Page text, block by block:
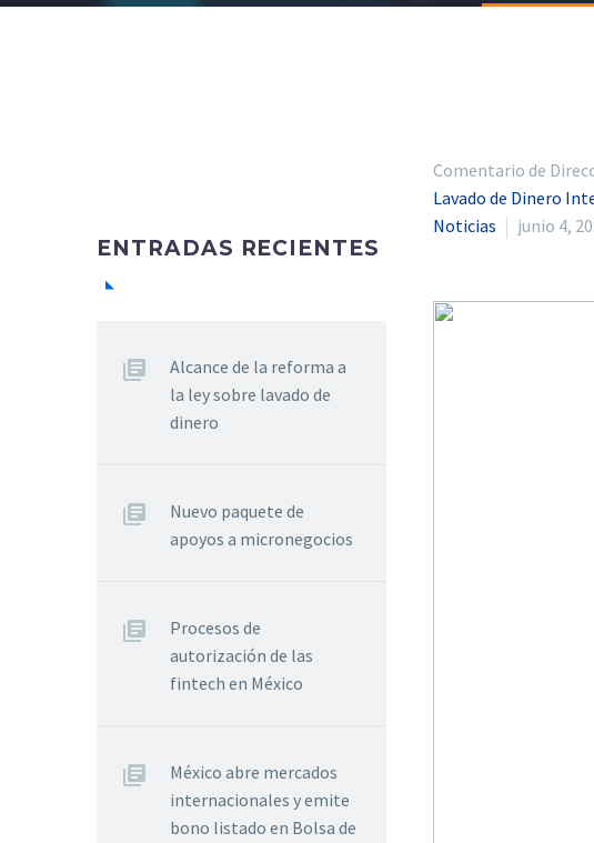
Comentario de
Lavado de Dinero
Noticias
junio 4,
ENTRADAS RECIENTES
Alcance de la reforma a
la ley sobre lavado de
dinero
Nuevo paquete de
apoyos a micronegocios
Procesos de
autorización de las
fintech en México
México abre mercados
internacionales y emite
bono listado en Bolsa de